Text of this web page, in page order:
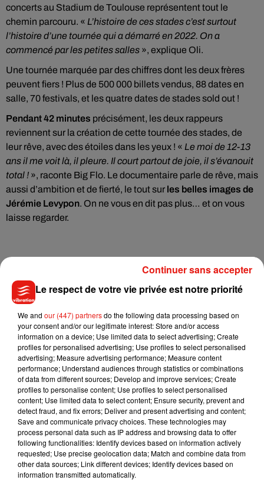
concerts au Stadium de Toulouse représentent tout le
chemin parcouru. « L’histoire de ces stades c’est surtout
l’histoire d’une tournée qui a démarré en 2022. On a
commencé par les petites salles », explique Oli.
Une tournée marquée par des chiffres dont les deux frères
peuvent fiers ! Plus de 500 000 billets vendus, 88 dates en
salle, 70 festivals, et les quatre dates de stades sold out !
Pendant 42 minutes précisément, les deux rappeurs
reviennent sur la création de cette tournée des stades, de
leur rêve, avec des étoiles dans les yeux ! « Le moi de 12-13
ans il me voit là, il pleure. Il court partout de joie, il s’évanouit
total ! », raconte Big Flo. Le documentaire parle de rêve, mais
aussi d’ambition et de fierté, le tout sur les belles images de
Jérémie Levypon. On ne vous en dit pas plus… et on vous
laisse regarder.
Cet élément est masqué compte-tenu du refus du
dépôt de cookies que vous avez exprimé. Si vous
souhaitez l'afficher, merci de nous donner votre accord
en cliquant sur le bouton ci-dessous.
Afficher l'élément
Musique
Le respect de votre vie privée est notre priorité
We and our (447) partnersdo the following data processing based on
your consent and/or our legitimate interest: Store and/or access
information on a device; Use limited data to select advertising; Create
profiles for personalised advertising; Use profiles to select personalised
advertising; Measure advertising performance; Measure content
performance; Understand audiences through statistics or combinations
of data from different sources; Develop and improve services; Create
profiles to personalise content; Use profiles to select personalised
content; Use limited data to select content; Ensure security, prevent and
detect fraud, and fix errors; Deliver and present advertising and content;
Save and communicate privacy choices. These technologies may
process personal data such as IP address and browsing data to offer
following functionalities: Identify devices based on information actively
requested; Use precise geolocation data; Match and combine data from
other data sources; Link different devices; Identify devices based on
information transmitted automatically.
Continuer sans accepter